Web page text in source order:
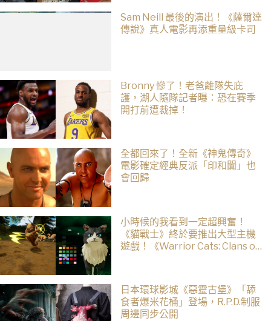
Sam Neill 最後的演出！《薩爾達
傳說》真人電影再添重量級卡司
Bronny 慘了！老爸離隊失庇
護，湖人隨隊記者曝：恐在賽季
開打前遭裁掉！
全都回來了！全新《神鬼傳奇》
電影確定經典反派「印和闐」也
會回歸
小時候的我看到一定超興奮！
《貓戰士》終於要推出大型主機
遊戲！《Warrior Cats: Clans of
日本環球影城《惡靈古堡》「舔
食者爆米花桶」登場，R.P.D.制服
周邊同步公開